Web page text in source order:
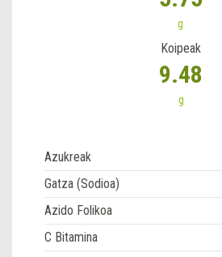
g
Koipeak
9.48
g
Azukreak
Gatza (Sodioa)
Azido Folikoa
C Bitamina